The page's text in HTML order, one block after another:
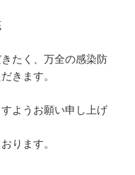
たく、万全の感染防
きます。
ようお願い申し上げ
ります。